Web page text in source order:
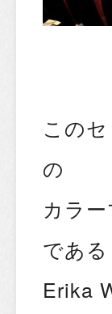
この
の
カラ
である
Erika